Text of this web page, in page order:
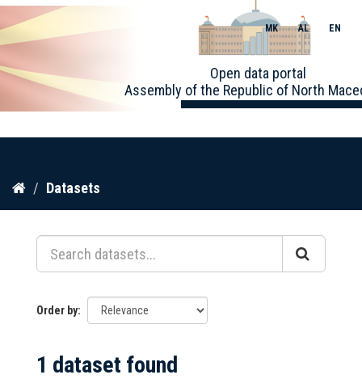
Skip
content
Open data portal
Assembly of the Republic of North
MK AL EN
Datasets
Order by
1 dataset found